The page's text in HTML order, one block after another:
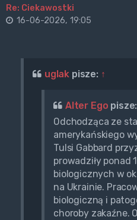
Re: Ciekawostki
16-06-2026, 19:05
uglak pisze: ↑
Alter Ego pisze:
Odchodząca ze
amerykańskiego
Tulsi Gabbard
prowadziły ponad
biologicznych w
na Ukrainie.
biologiczną i
choroby zakaźne.